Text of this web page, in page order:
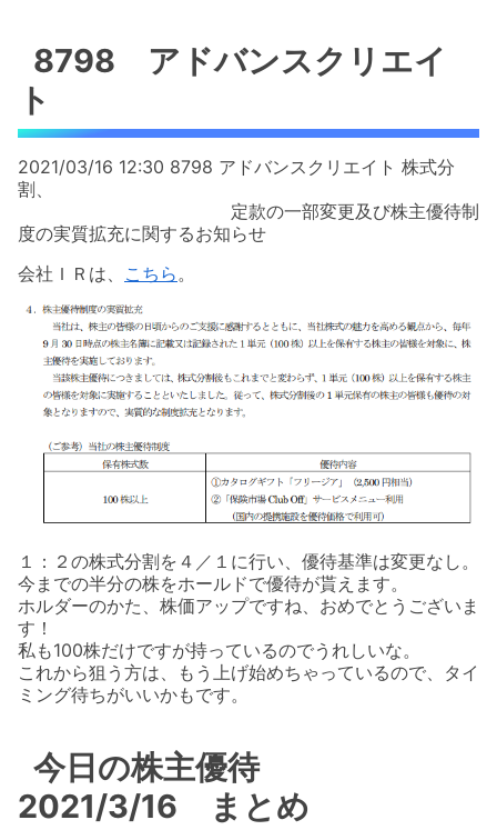
8798 アドバンスクリエイ
ト
2021/03/16 12:30 8798 アドバンスクリエイト 株式分
割、
定款の一部変更及び株主優待制
度の実質拡充に関するお知らせ
会社ＩＲは、 こちら 。
１：２の株式分割を４／１に行い、優待基準は変更なし。
今までの半分の株をホールドで優待が貰えます。
ホルダーのかた、株価アップですね、おめでとうございま
す！
私も100株だけですが持っているのでうれしいな。
これから狙う方は、もう上げ始めちゃっているので、タイ
ミング待ちがいいかもです。
今日の株主優待
2021/3/16 まとめ